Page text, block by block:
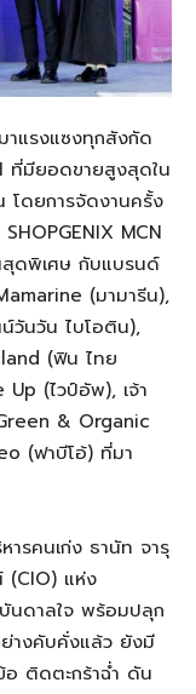
าแรงแซงทุกสังกัด
ที่มียอดขายสูงสุดใน
โดยการจัดงานครั้ง
SHOPGENIX MCN
สุดพิเศษ กับแบรนด์
(มามารีน),
น์วันวัน ไบโอติน),
(ฟิน ไทย
Up (ไวป์อัพ), เจ้า
& Organic
(ฟาบีโอ้) ที่มา
ารคนเก่ง ธานัท จารุ
(CIO) แห่ง
นดาลใจ พร้อมปลุก
ย่างคับคั่งแล้ว ยังมี
อ ติดตะกร้าฉ่ำ ดัน